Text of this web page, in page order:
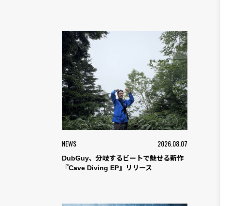
NEWS 2026.08.07
DubGuy、分岐するビートで魅せる新作
『Cave Diving EP』リリース